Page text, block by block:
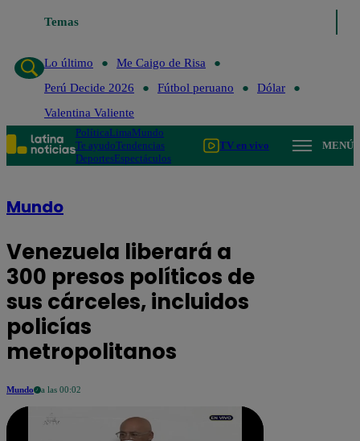
Temas
Lo último
Lo último
Me Caigo de Risa
Perú Decide 2026
Fútbol peruano
Dólar
Valentina Valiente
PolíticaLimaMundo
Te ayudoTendencias
DeportesEspectáculos
TV en vivo MENÚ
Mundo
Venezuela liberará a
300 presos políticos de
sus cárceles, incluidos
policías
metropolitanos
Mundo a las 00:02